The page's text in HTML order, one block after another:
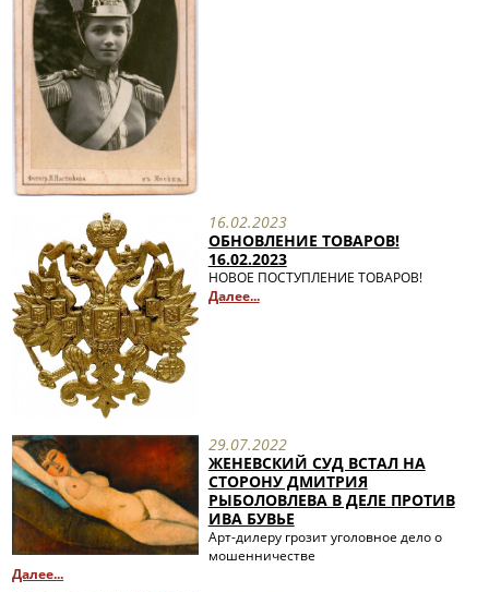
Наши новости
Новости культуры
Криминал
Законодательство
Статьи и заметки
Статьи, публикации
Полезные ссылки
16.02.2023
ОБНОВЛЕНИЕ ТОВАРОВ!
16.02.2023
НОВОЕ ПОСТУПЛЕНИЕ ТОВАРОВ!
Далее...
29.07.2022
ЖЕНЕВСКИЙ СУД ВСТАЛ НА
СТОРОНУ ДМИТРИЯ
РЫБОЛОВЛЕВА В ДЕЛЕ ПРОТИВ
ИВА БУВЬЕ
Арт-дилеру грозит уголовное дело о
мошенничестве
Далее...